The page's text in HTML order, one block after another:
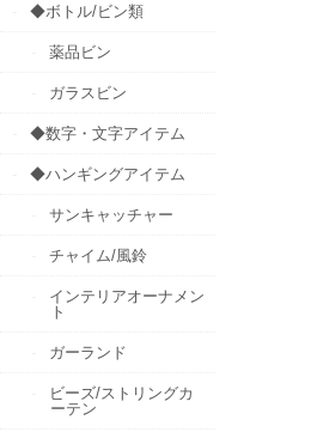
◆ボトル/ビン類
薬品ビン
ガラスビン
◆数字・文字アイテム
◆ハンギングアイテム
サンキャッチャー
チャイム/風鈴
インテリアオーナメン
ト
ガーランド
ビーズ/ストリングカ
ーテン